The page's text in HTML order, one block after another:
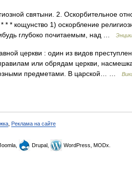
святыни. 2. Оскорбительное
* * кощунство 1) оскорбление
глубоко почитаемым, над …
церкви : один из видов
или обрядам церкви,
предметами. В царской… …
Реклама на сайте
Drupal, WordPress, MODx.